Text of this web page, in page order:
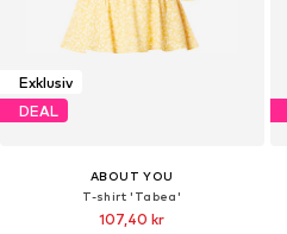
Exklusiv
DEAL
ABOUT YOU
T-shirt 'Tabea'
107,40 kr